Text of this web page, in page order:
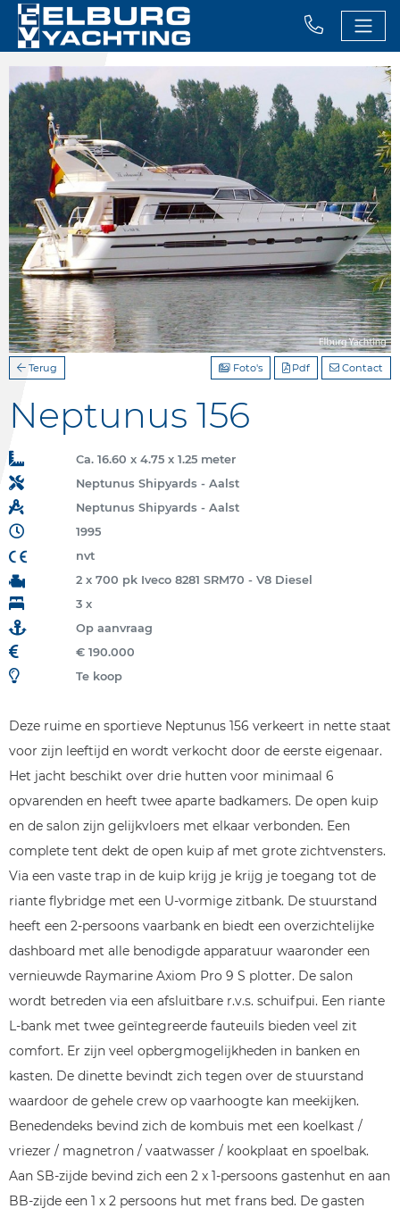
Terug Contact
Pdf
Foto's
Neptunus 156
Ca. 16.60 x 4.75 x 1.25 meter
Neptunus Shipyards - Aalst
Neptunus Shipyards - Aalst
1995
nvt
2 x 700 pk Iveco 8281 SRM70 - V8 Diesel
3 x
Op aanvraag
€ 190.000
Te koop
Deze ruime en sportieve Neptunus 156 verkeert in nette staat
voor zijn leeftijd en wordt verkocht door de eerste eigenaar.
Het jacht beschikt over drie hutten voor minimaal 6
opvarenden en heeft twee aparte badkamers. De open kuip
en de salon zijn gelijkvloers met elkaar verbonden. Een
complete tent dekt de open kuip af met grote zichtvensters.
Via een vaste trap in de kuip krijg je krijg je toegang tot de
riante flybridge met een U-vormige zitbank. De stuurstand
heeft een 2-persoons vaarbank en biedt een overzichtelijke
dashboard met alle benodigde apparatuur waaronder een
vernieuwde Raymarine Axiom Pro 9 S plotter. De salon
wordt betreden via een afsluitbare r.v.s. schuifpui. Een riante
L-bank met twee geïntegreerde fauteuils bieden veel zit
comfort. Er zijn veel opbergmogelijkheden in banken en
kasten. De dinette bevindt zich tegen over de stuurstand
waardoor de gehele crew op vaarhoogte kan meekijken.
Benedendeks bevind zich de kombuis met een koelkast /
vriezer / magnetron / vaatwasser / kookplaat en spoelbak.
Aan SB-zijde bevind zich een 2 x 1-persoons gastenhut en aan
BB-zijde een 1 x 2 persoons hut met frans bed. De gasten